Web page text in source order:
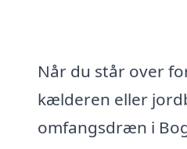
Når du står over
kælderen eller
omfangsdræn i